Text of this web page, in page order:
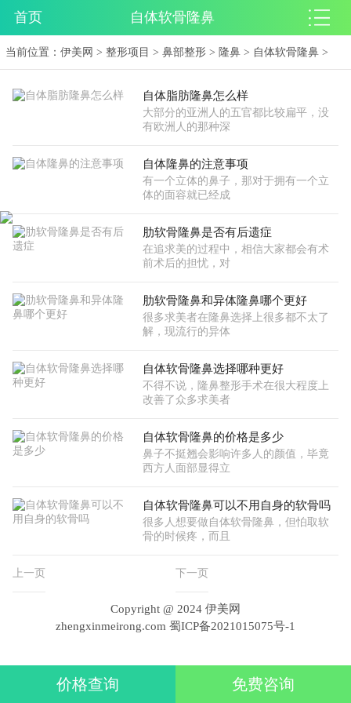
首页 自体软骨隆鼻
当前位置：伊美网 >整形项目 >鼻部整形 > 隆鼻 > 自体软骨隆鼻 >
自体脂肪隆鼻怎么样
大部分的亚洲人的五官都比较扁平，没
有欧洲人的那种深
自体隆鼻的注意事项
有一个立体的鼻子，那对于拥有一个立
体的面容就已经成
肋软骨隆鼻是否有后遗症
在追求美的过程中，相信大家都会有术
前术后的担忧，对
肋软骨隆鼻和异体隆鼻哪个更好
很多求美者在隆鼻选择上很多都不太了
解，现流行的异体
自体软骨隆鼻选择哪种更好
不得不说，隆鼻整形手术在很大程度上
改善了众多求美者
自体软骨隆鼻的价格是多少
鼻子不挺翘会影响许多人的颜值，毕竟
西方人面部显得立
自体软骨隆鼻可以不用自身的软骨吗
很多人想要做自体软骨隆鼻，但怕取软
骨的时候疼，而且
上一页 下一页
Copyright @ 2024 伊美网
zhengxinmeirong.com 蜀ICP备2021015075号-1
价格查询 免费咨询